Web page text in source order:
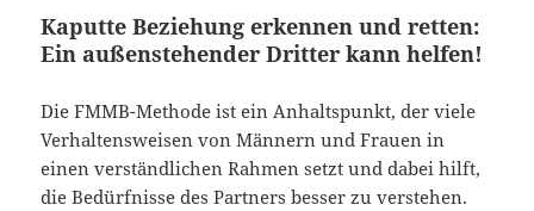
Kaputte Beziehung erkennen und retten:
Ein außenstehender Dritter kann helfen!
Die FMMB-Methode ist ein Anhaltspunkt, der viele
Verhaltensweisen von Männern und Frauen in
einen verständlichen Rahmen setzt und dabei hilft,
die Bedürfnisse des Partners besser zu verstehen.